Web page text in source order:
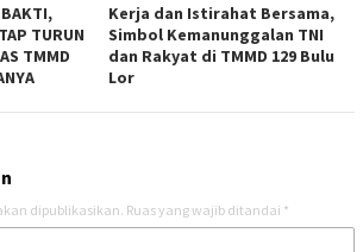
BAKTI,
TURUN
TMMD
Kerja dan Istirahat Bersama,
Simbol Kemanunggalan TNI
dan Rakyat di TMMD 129 Bulu
Lor
dipublikasikan. Ruas yang wajib ditandai *